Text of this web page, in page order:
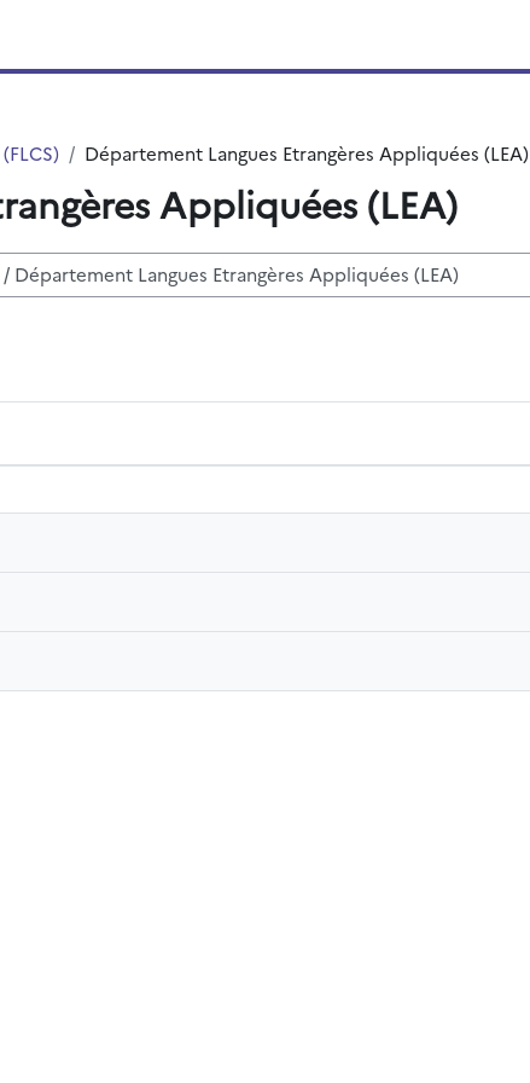
Département Langues Etrangères Appliquées (LEA)
Appliquées (LEA)